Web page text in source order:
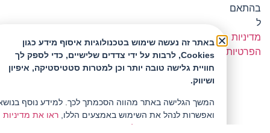
₪/ הוספה לסל
בהתאם
ל
מדיניות
הפרטיות
באתר זה נעשה שימוש בטכנולוגיות איסוף מידע כגון
Cookies, לרבות על ידי צדדים שלישיים, כדי לספק לך
חוויית גלישה טובה יותר וכן למטרות סטטיסטיקה, איפיון
ושיווק.
המשך הגלישה באתר מהווה הסכמתך לכך. למידע נוסף
ואפשרות לנהל את השימוש באמצעים הללו,ראו את מדיניות
הפרטיות המעודכנת שלנו.